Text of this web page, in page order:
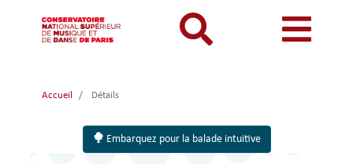
au
contenu
Catalogue
Mon
compte
Menu
mon
Je me connecte pour la première fois
Menu
mobile
INFORMATIONS PRATIQUES
Accueil Détails
Embarquez pour la balade intuitive